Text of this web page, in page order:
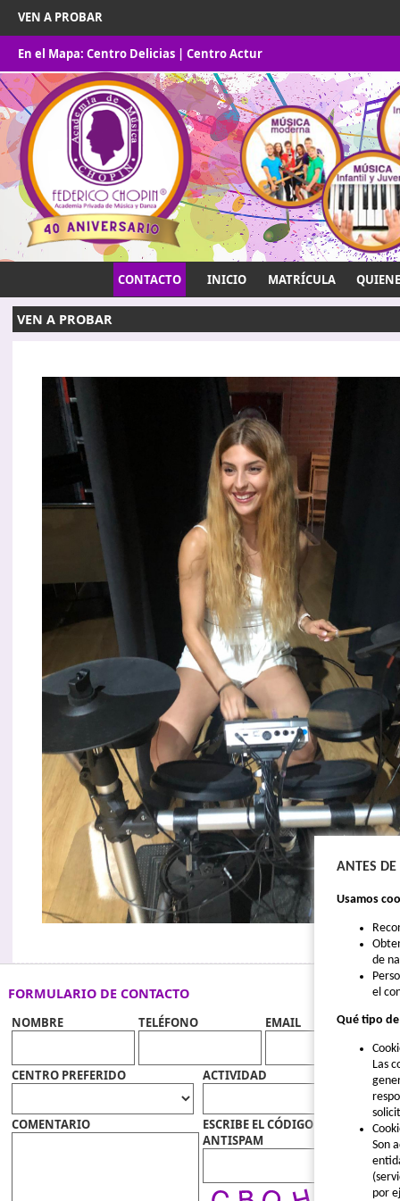
VEN A PROBAR
En el Mapa:Centro Delicias |Centro Actur
CONTACTO INICIO MATRÍCULA
VEN A PROBAR
FORMULARIO DE CONTACTO
NOMBRE TELÉFONO EMAIL
CENTRO PREFERIDO ACTIVIDAD
COMENTARIO
ESCRIBE EL CÓDIGO
ANTISPAM
ANTES
Usamos
de
el
Qué tipo
Las
Son
por